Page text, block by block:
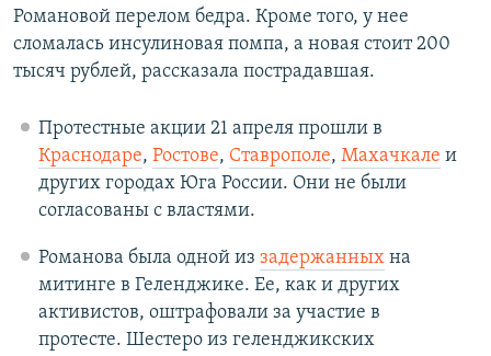
Романовой перелом бедра. Кроме того, у нее
сломалась инсулиновая помпа, а новая стоит 200
тысяч рублей, рассказала пострадавшая.
Протестные акции 21 апреля прошли в
Краснодаре, Ростове, Ставрополе, Махачкале и
других городах Юга России. Они не были
согласованы с властями.
Романова была одной из задержанныхна
митинге в Геленджике. Ее, как и других
активистов, оштрафовали за участие в
протесте. Шестеро из геленджикских